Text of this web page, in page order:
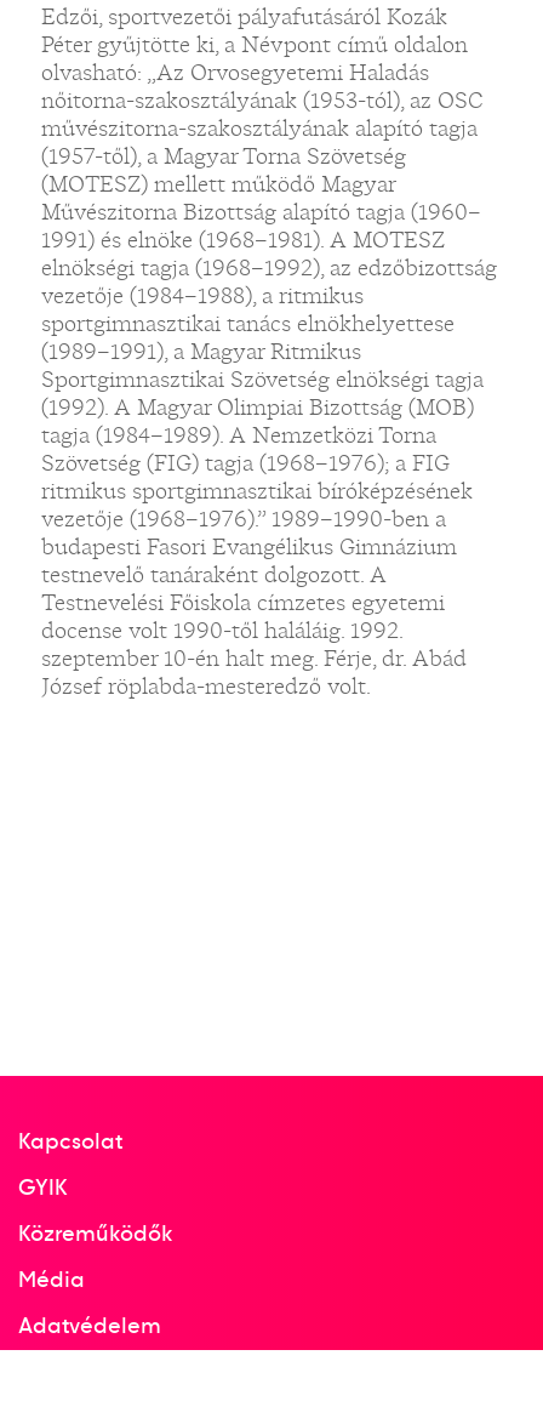
Edzői, sportvezetői pályafutásáról Kozák
Péter gyűjtötte ki, a Névpont című oldalon
olvasható: „Az Orvosegyetemi Haladás
nőitorna-szakosztályának (1953-tól), az OSC
művészitorna-szakosztályának alapító tagja
(1957-től), a Magyar Torna Szövetség
(MOTESZ) mellett működő Magyar
Művészitorna Bizottság alapító tagja (1960–
1991) és elnöke (1968–1981). A MOTESZ
elnökségi tagja (1968–1992), az edzőbizottság
vezetője (1984–1988), a ritmikus
sportgimnasztikai tanács elnökhelyettese
(1989–1991), a Magyar Ritmikus
Sportgimnasztikai Szövetség elnökségi tagja
(1992). A Magyar Olimpiai Bizottság (MOB)
tagja (1984–1989). A Nemzetközi Torna
Szövetség (FIG) tagja (1968–1976); a FIG
ritmikus sportgimnasztikai bíróképzésének
vezetője (1968–1976).” 1989–1990-ben a
budapesti Fasori Evangélikus Gimnázium
testnevelő tanáraként dolgozott. A
Testnevelési Főiskola címzetes egyetemi
docense volt 1990-től haláláig. 1992.
szeptember 10-én halt meg. Férje, dr. Abád
József röplabda-mesteredző volt.
Kapcsolat
GYIK
Közreműködők
Média
Adatvédelem